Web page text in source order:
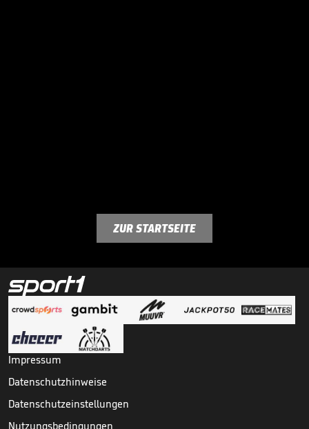
ZUR STARTSEITE
Impressum
Datenschutzhinweise
Datenschutzeinstellungen
Nutzungsbedingungen